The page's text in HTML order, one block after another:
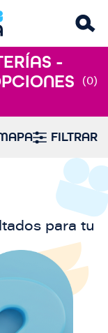
-
(0)
FILTRAR
para tu